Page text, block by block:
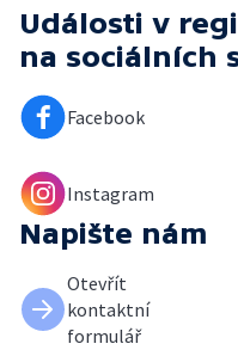
Události v
na sociálních
Facebook
Instagram
Napište nám
Otevřít
kontaktní
formulář